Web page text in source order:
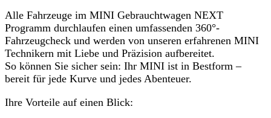
Alle Fahrzeuge im MINI Gebrauchtwagen NEXT
Programm durchlaufen einen umfassenden 360°-
Fahrzeugcheck und werden von unseren erfahrenen MINI
Technikern mit Liebe und Präzision aufbereitet.
So können Sie sicher sein: Ihr MINI ist in Bestform –
bereit für jede Kurve und jedes Abenteuer.
Ihre Vorteile auf einen Blick: